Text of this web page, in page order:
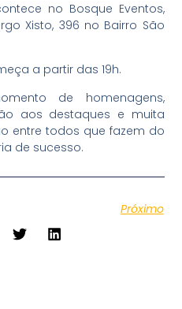
no Bosque Eventos,
Xisto, 396 no Bairro São
a partir das 19h.
de homenagens,
aos destaques e muita
entre todos que fazem do
de sucesso.
Próximo